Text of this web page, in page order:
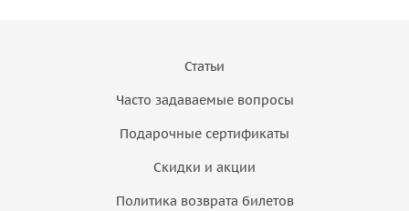
Статьи
Часто задаваемые вопросы
Подарочные сертификаты
Скидки и акции
Политика возврата билетов